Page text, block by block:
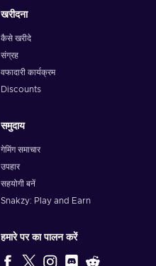
खरीदना
कैसे खरीदे
संग्रह
वफादारी कार्यक्रम
Discounts
समुदाय
गेमिंग समाचार
उपहार
सहयोगी बनें
Snakzy: Play and Earn
हमारे पर का पालन करें